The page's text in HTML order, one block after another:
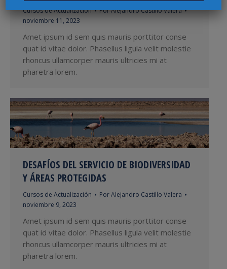
Cursos de Actualización PorAlejandro Castillo Valera
noviembre 11, 2023
Amet ipsum id sem quis mauris porttitor conse
quat id vitae dolor. Phasellus ligula velit molestie
rhoncus ullamcorper mauris ultricies mi at
pharetra lorem.
DESAFÍOS DEL SERVICIO DE BIODIVERSIDAD
Y ÁREAS PROTEGIDAS
Cursos de Actualización PorAlejandro Castillo Valera
noviembre 9, 2023
Amet ipsum id sem quis mauris porttitor conse
quat id vitae dolor. Phasellus ligula velit molestie
rhoncus ullamcorper mauris ultricies mi at
pharetra lorem.